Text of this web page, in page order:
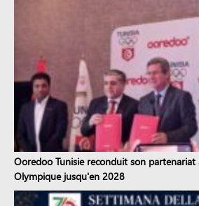
Ooredoo Tunisie reconduit son
Olympique jusqu'en 2028